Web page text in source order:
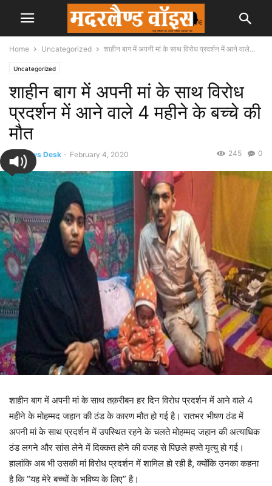
Home Uncategorized शाहीन बाग में अपनी मां के साथ विरोध प्रदर्शन में आने वाले...
Uncategorized
शाहीन बाग में अपनी मां के साथ विरोध
प्रदर्शन में आने वाले 4 महीने के बच्चे की
मौत
By News Desk - February 4, 2020 0
245
शाहीन बाग में अपनी मां के साथ तक़रीबन हर दिन विरोध प्रदर्शन में आने वाले 4
महीने के मोहम्मद जहान की ठंड के कारण मौत हो गई है। रातभर भीषण ठंड में
अपनी मां के साथ प्रदर्शन में उपस्थित रहने के चलते मोहम्‍मद जहान की अत्‍याधिक
ठंड लगने और सांस लेने में दिक्कत होने की वजह से पिछले हफ्ते मृत्‍यु हो गई।
हालांकि अब भी उसकी मां विरोध प्रदर्शन में शामिल हो रही है, क्‍योंकि उनका कहना
है कि “यह मेरे बच्चों के भविष्य के लिए” है।